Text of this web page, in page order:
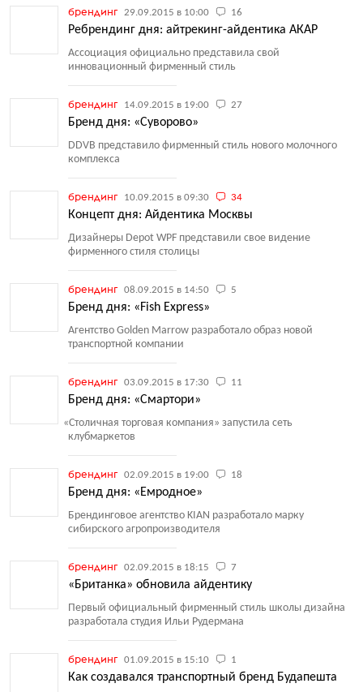
брендинг 29.09.2015 в 10:00 16
Ребрендинг дня: айтрекинг-айдентика АКАР
Ассоциация официально представила свой
инновационный фирменный стиль
брендинг 14.09.2015 в 19:00 27
Бренд дня: «Суворово»
DDVB представило фирменный стиль нового молочного
комплекса
брендинг 10.09.2015 в 09:30 34
Концепт дня: Айдентика Москвы
Дизайнеры Depot WPF представили свое видение
фирменного стиля столицы
брендинг 08.09.2015 в 14:50 5
Бренд дня: «Fish Express»
Агентство Golden Marrow разработало образ новой
транспортной компании
брендинг 03.09.2015 в 17:30 11
Бренд дня: «Смартори»
«Столичная торговая компания» запустила сеть
клубмаркетов
брендинг 02.09.2015 в 19:00 18
Бренд дня: «Емродное»
Брендинговое агентство KIAN разработало марку
сибирского агропроизводителя
брендинг 02.09.2015 в 18:15 7
«Британка» обновила айдентику
Первый официальный фирменный стиль школы дизайна
разработала студия Ильи Рудермана
брендинг 01.09.2015 в 15:10 1
Как создавался транспортный бренд Будапешта